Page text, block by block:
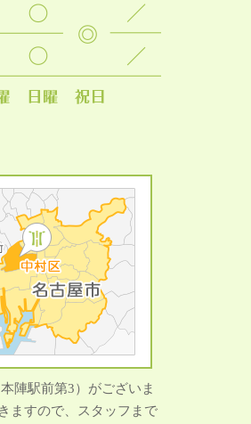
陣駅前第3）がございま
ますので、スタッフまで